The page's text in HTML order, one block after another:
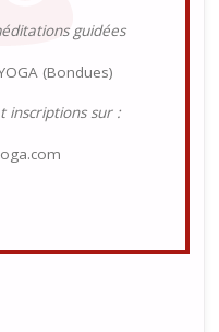
guidées
(Bondues)
inscriptions sur :